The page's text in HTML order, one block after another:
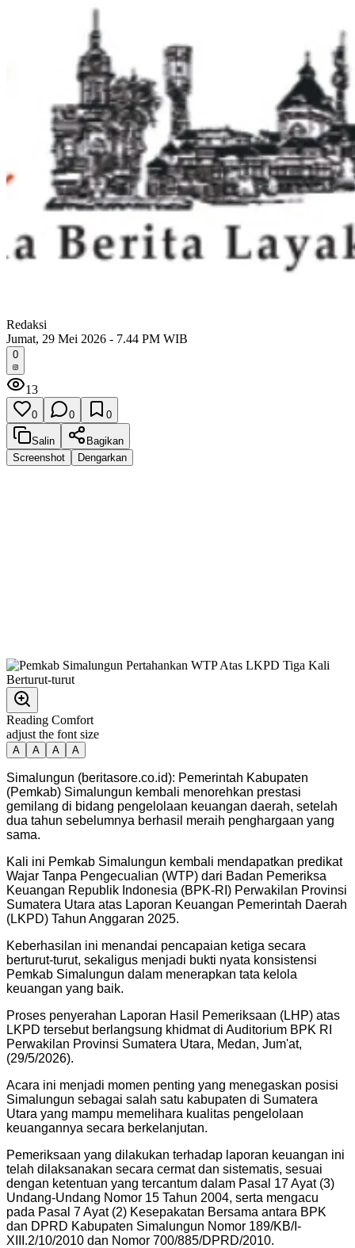
Redaksi
Jumat, 29 Mei 2026 - 7.44 PM WIB
0
13
0 0 0
Salin
Bagikan
Screenshot
Dengarkan
Reading Comfort
adjust the font size
A A A A
Simalungun (beritasore.co.id): Pemerintah Kabupaten
(Pemkab) Simalungun kembali menorehkan prestasi
gemilang di bidang pengelolaan keuangan daerah, setelah
dua tahun sebelumnya berhasil meraih penghargaan yang
sama.
Kali ini Pemkab Simalungun kembali mendapatkan predikat
Wajar Tanpa Pengecualian (WTP) dari Badan Pemeriksa
Keuangan Republik Indonesia (BPK-RI) Perwakilan Provinsi
Sumatera Utara atas Laporan Keuangan Pemerintah Daerah
(LKPD) Tahun Anggaran 2025.
Keberhasilan ini menandai pencapaian ketiga secara
berturut-turut, sekaligus menjadi bukti nyata konsistensi
Pemkab Simalungun dalam menerapkan tata kelola
keuangan yang baik.
Proses penyerahan Laporan Hasil Pemeriksaan (LHP) atas
LKPD tersebut berlangsung khidmat di Auditorium BPK RI
Perwakilan Provinsi Sumatera Utara, Medan, Jum'at,
(29/5/2026).
Acara ini menjadi momen penting yang menegaskan posisi
Simalungun sebagai salah satu kabupaten di Sumatera
Utara yang mampu memelihara kualitas pengelolaan
keuangannya secara berkelanjutan.
Pemeriksaan yang dilakukan terhadap laporan keuangan ini
telah dilaksanakan secara cermat dan sistematis, sesuai
dengan ketentuan yang tercantum dalam Pasal 17 Ayat (3)
Undang-Undang Nomor 15 Tahun 2004, serta mengacu
pada Pasal 7 Ayat (2) Kesepakatan Bersama antara BPK
dan DPRD Kabupaten Simalungun Nomor 189/KB/I-
XIII.2/10/2010 dan Nomor 700/885/DPRD/2010.